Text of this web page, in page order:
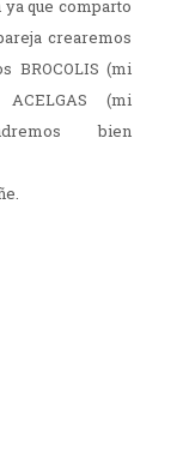
que comparto
crearemos
BROCOLIS (mi
(mi
bien